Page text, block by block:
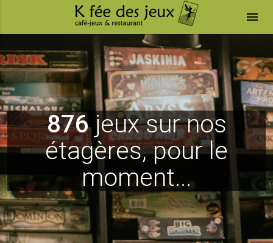
menu
876jeux sur nos
étagères, pour le
moment...